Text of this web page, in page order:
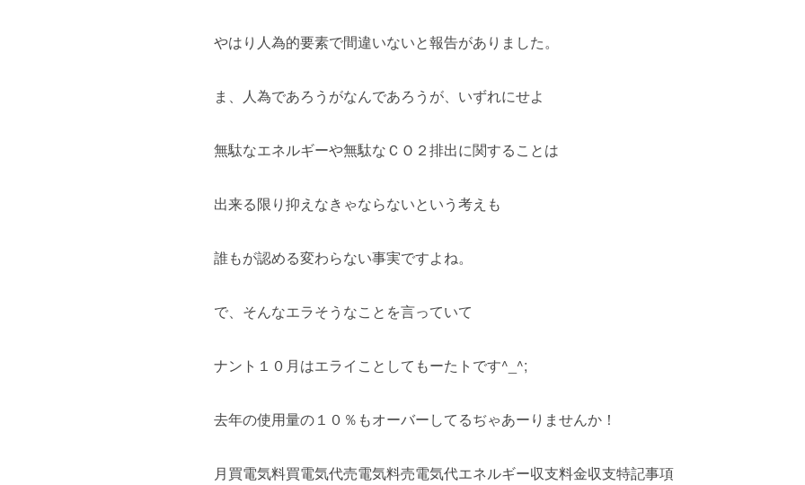
やはり人為的要素で間違いないと報告がありました。
ま、人為であろうがなんであろうが、いずれにせよ
無駄なエネルギーや無駄なＣＯ２排出に関することは
出来る限り抑えなきゃならないという考えも
誰もが認める変わらない事実ですよね。
で、そんなエラそうなことを言っていて
ナント１０月はエライことしてもーたトです^_^;
去年の使用量の１０％もオーバーしてるぢゃあーりませんか！
月買電気料買電気代売電気料売電気代エネルギー収支料金収支特記事項